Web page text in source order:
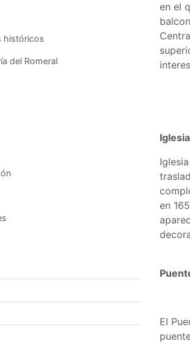
históricos
del Romeral
en el
en
El